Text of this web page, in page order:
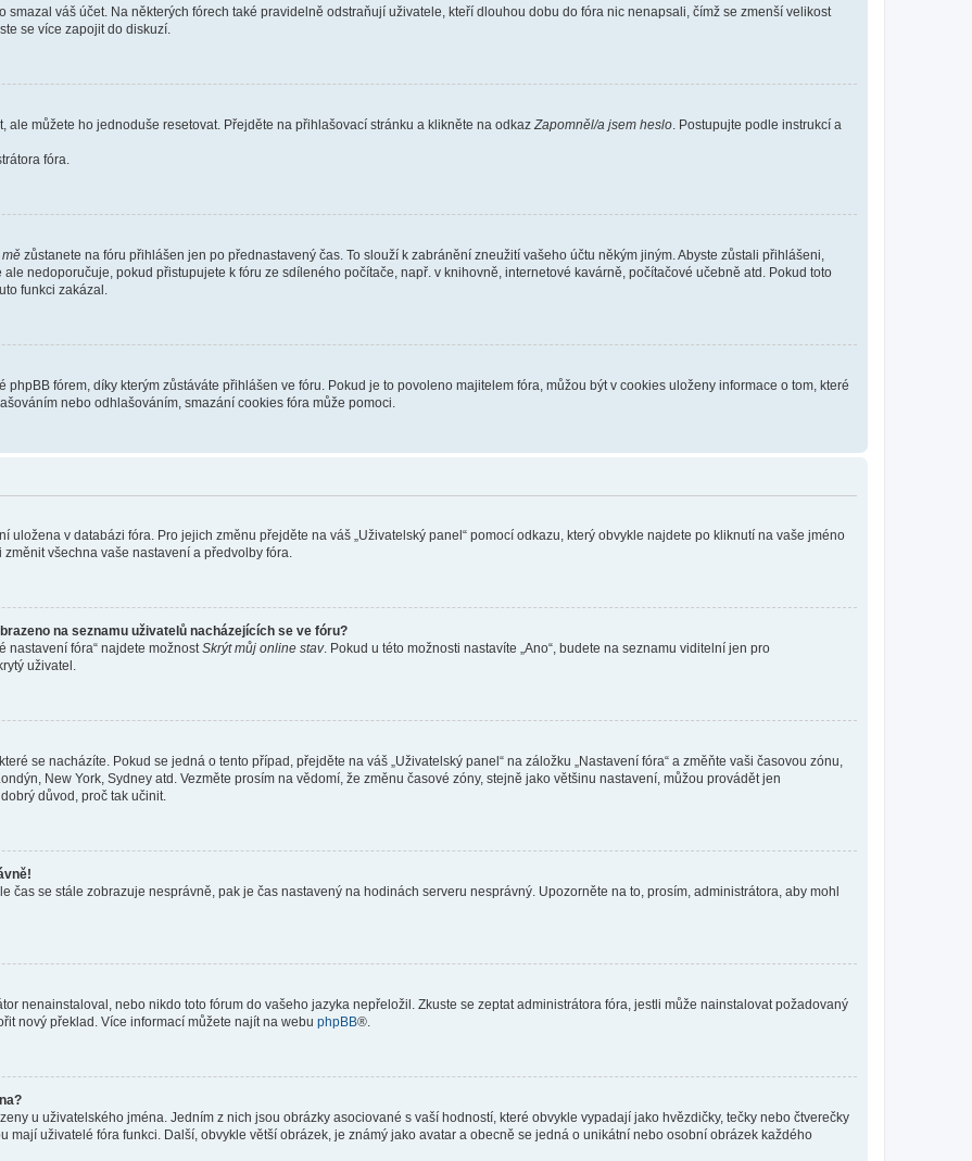
váš účet. Na některých fórech také pravidelně odstraňují uživatele, kteří dlouhou dobu do fóra nic nenapsali, čímž se zmenší velikost
se více zapojit do diskuzí.
můžete ho jednoduše resetovat. Přejděte na přihlašovací stránku a klikněte na odkaz Zapomněl/a jsem heslo . Postupujte podle instrukcí a
fóra.
zůstanete na fóru přihlášen jen po přednastavený čas. To slouží k zabránění zneužití vašeho účtu někým jiným. Abyste zůstali přihlášeni,
ale nedoporučuje, pokud přistupujete k fóru ze sdíleného počítače, např. v knihovně, internetové kavárně, počítačové učebně atd. Pokud toto
funkci zakázal.
phpBB fórem, díky kterým zůstáváte přihlášen ve fóru. Pokud je to povoleno majitelem fóra, můžou být v cookies uloženy informace o tom, které
nebo odhlašováním, smazání cookies fóra může pomoci.
uložena v databázi fóra. Pro jejich změnu přejděte na váš „Uživatelský panel“ pomocí odkazu, který obvykle najdete po kliknutí na vaše jméno
všechna vaše nastavení a předvolby fóra.
na seznamu uživatelů nacházejících se ve fóru?
nastavení fóra“ najdete možnost Skrýt můj online stav. Pokud u této možnosti nastavíte „Ano“, budete na seznamu viditelní jen pro
uživatel.
se nacházíte. Pokud se jedná o tento případ, přejděte na váš „Uživatelský panel“ na záložku „Nastavení fóra“ a změňte vaši časovou zónu,
New York, Sydney atd. Vezměte prosím na vědomí, že změnu časové zóny, stejně jako většinu nastavení, můžou provádět jen
důvod, proč tak učinit.
čas se stále zobrazuje nesprávně, pak je čas nastavený na hodinách serveru nesprávný. Upozorněte na to, prosím, administrátora, aby mohl
nenainstaloval, nebo nikdo toto fórum do vašeho jazyka nepřeložil. Zkuste se zeptat administrátora fóra, jestli může nainstalovat požadovaný
nový překlad. Více informací můžete najít na webu phpBB®.
u uživatelského jména. Jedním z nich jsou obrázky asociované s vaší hodností, které obvykle vypadají jako hvězdičky, tečky nebo čtverečky
uživatelé fóra funkci. Další, obvykle větší obrázek, je známý jako avatar a obecně se jedná o unikátní nebo osobní obrázek každého